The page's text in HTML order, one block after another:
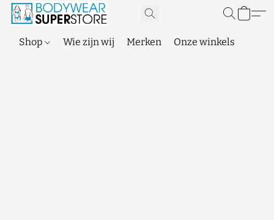
Shop Wie zijn wij Merken Onze winkels